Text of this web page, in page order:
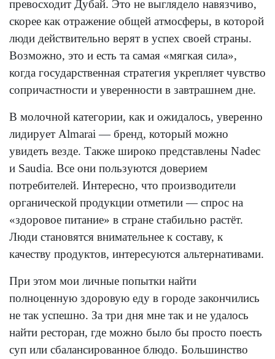
превосходит Дубай. Это не выглядело навязчиво,
скорее как отражение общей атмосферы, в которой
люди действительно верят в успех своей страны.
Возможно, это и есть та самая «мягкая сила»,
когда государственная стратегия укрепляет чувство
сопричастности и уверенности в завтрашнем дне.
В молочной категории, как и ожидалось, уверенно
лидирует Almarai — бренд, который можно
увидеть везде. Также широко представлены Nadec
и Saudia. Все они пользуются доверием
потребителей. Интересно, что производители
органической продукции отметили — спрос на
«здоровое питание» в стране стабильно растёт.
Люди становятся внимательнее к составу, к
качеству продуктов, интересуются альтернативами.
При этом мои личные попытки найти
полноценную здоровую еду в городе закончились
не так успешно. За три дня мне так и не удалось
найти ресторан, где можно было бы просто поесть
суп или сбалансированное блюдо. Большинство